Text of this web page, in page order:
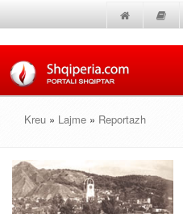
Kreu » Lajme » Reportazh